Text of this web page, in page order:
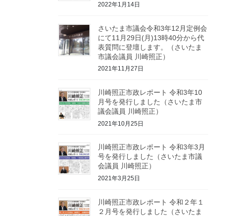
2022年1月14日
さいたま市議会令和3年12月定例会
にて11月29日(月)13時40分から代
表質問に登壇します。（さいたま
市議会議員 川崎照正）
2021年11月27日
川崎照正市政レポート 令和3年10
月号を発行しました（さいたま市
議会議員 川崎照正）
2021年10月25日
川崎照正市政レポート 令和3年3月
号を発行しました（さいたま市議
会議員 川崎照正）
2021年3月25日
川崎照正市政レポート 令和２年１
２月号を発行しました（さいたま